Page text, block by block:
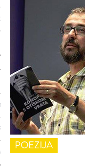
POEZIJA